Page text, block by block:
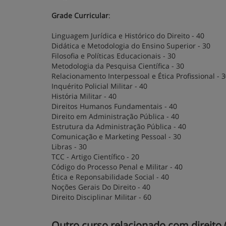
Grade Curricular:
Linguagem Jurídica e Histórico do Direito - 40
Didática e Metodologia do Ensino Superior - 30
Filosofia e Políticas Educacionais - 30
Metodologia da Pesquisa Científica - 30
Relacionamento Interpessoal e Ética Profissional -
Inquérito Policial Militar - 40
História Militar - 40
Direitos Humanos Fundamentais - 40
Direito em Administração Pública - 40
Estrutura da Administração Pública - 40
Comunicação e Marketing Pessoal - 30
Libras - 30
TCC - Artigo Científico - 20
Código do Processo Penal e Militar - 40
Ética e Reponsabilidade Social - 40
Noções Gerais Do Direito - 40
Direito Disciplinar Militar - 60